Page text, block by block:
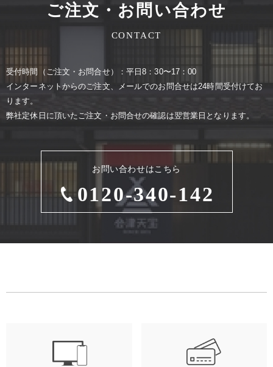
ご注文・お問い合わせ
CONTACT
お問い合わせはこちら
0120-340-142
受付時間（ご注⽂・お問合せ）：平⽇8：30〜17：00
インターネットからのご注⽂、メールでのお問合せは24時間受付けてお
ります。
弊社定休⽇に頂いたご注⽂・お問合せの確認は翌営業⽇となります。